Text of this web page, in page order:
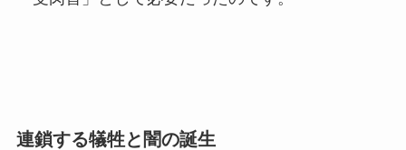
連鎖する犠牲と闇の誕生